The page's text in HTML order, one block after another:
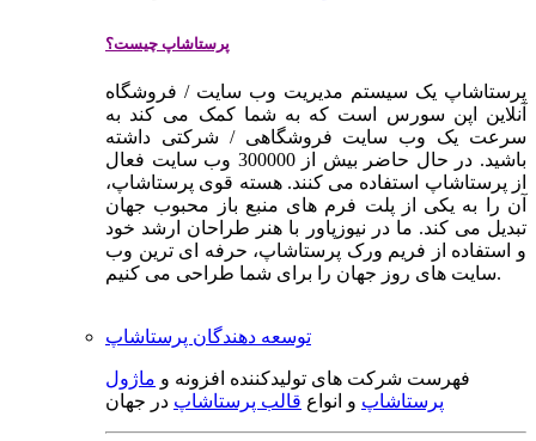
پرستاشاپ چیست؟
پرستاشاپ یک سیستم مدیریت وب سایت / فروشگاه
آنلاین اپن سورس است که به شما کمک می کند به
سرعت یک وب سایت فروشگاهی / شرکتی داشته
باشید. در حال حاضر بیش از 300000 وب سایت فعال
از پرستاشاپ استفاده می کنند. هسته قوی پرستاشاپ،
آن را به یکی از پلت فرم های منبع باز محبوب جهان
تبدیل می کند. ما در نیوزپاور با هنر طراحان ارشد خود
و استفاده از فریم ورک پرستاشاپ، حرفه ای ترین وب
سایت های روز جهان را برای شما طراحی می کنیم.
توسعه دهندگان پرستاشاپ
فهرست شرکت های تولیدکننده افزونه و ماژول
پرستاشاپ و انواع قالب پرستاشاپ در جهان